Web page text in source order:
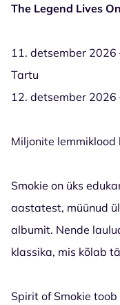
The Legend Lives On
11. detsember
Tartu
12. detsember
Miljonite
Smokie on üks
aastatest, müünud
albumit. Nende
klassika, mis kõlab
Spirit of Smokie